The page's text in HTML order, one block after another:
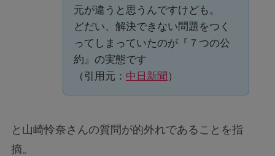
元が違うと思うんですけども。
どだい、解決できない問題をつく
ってしまっていたのが『７つの公
約』の実態です
（引用元： 中日新聞 ）
と山崎怜奈さんの質問が的外れであることを指
摘。